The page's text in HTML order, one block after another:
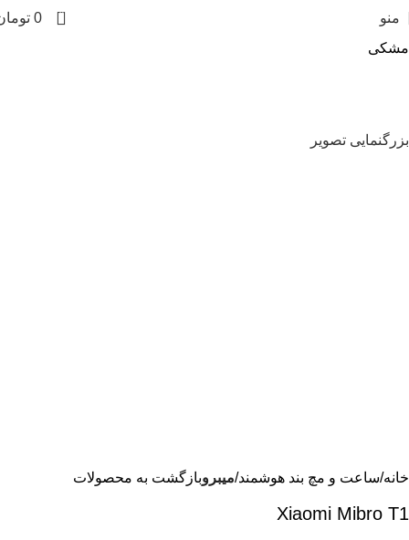
منو 0
0
مشکی
بزرگنمایی تصویر
خانه ساعت و مچ بند هوشمند میبروبازگشت به محصولات
Xiaomi Mibro T1